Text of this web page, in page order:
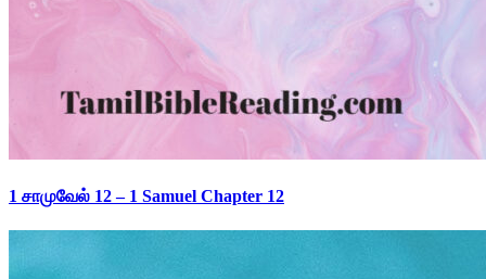
1 சாமுவேல் 12 – 1 Samuel Chapter 12